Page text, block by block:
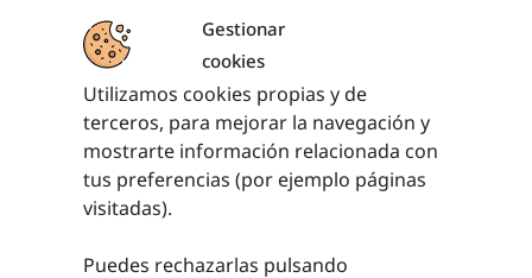
Gestionar
cookies
Utilizamos cookies propias y de
terceros, para mejorar la navegación y
mostrarte información relacionada con
tus preferencias (por ejemplo páginas
visitadas).
Puedes rechazarlas pulsando
PRODUCTOS RELACIONADOS